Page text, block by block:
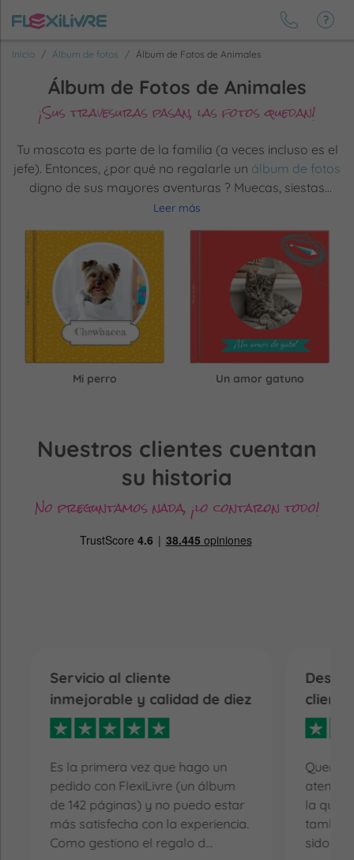
Inicio Álbum de fotos Álbum de Fotos de Animales
Álbum de Fotos de Animales
¡Sus travesuras pasan, las fotos quedan!
Tu mascota es parte de la familia (a veces incluso es el
jefe). Entonces, ¿por qué no regalarle un álbum de fotos
digno de sus mayores aventuras ? Muecas, siestas
épicas, poses de estrella o travesuras legendarias: cada
Leer más
Mi perro Un amor gatuno
Nuestros clientes cuentan
su historia
No preguntamos nada, ¡lo contaron todo!
Servicio al cliente
inmejorable y calidad de diez
Es la primera vez que hago un
pedido con FlexiLivre (un álbum
de 142 páginas) y no puedo estar
más satisfecha con la experiencia.
Como gestiono el regalo d...
cliente
Quería
la que
sido la